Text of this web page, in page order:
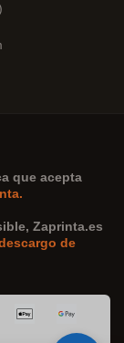
que acepta
Zaprinta.es
de